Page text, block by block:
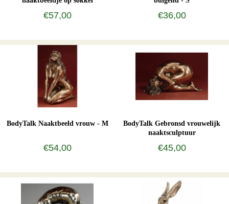
€57,00 €36,00
BodyTalk Naaktbeeld vrouw - M
€54,00
BodyTalk Gebronsd vrouwelijk
naaktsculptuur
€45,00